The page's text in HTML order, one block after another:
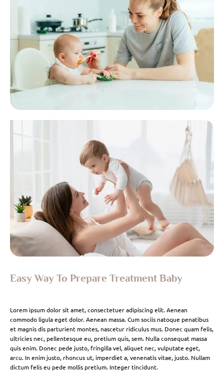
Easy Way To Prepare Treatment Baby
Lorem ipsum dolor sit amet, consectetuer adipiscing elit. Aenean
commodo ligula eget dolor. Aenean massa. Cum sociis natoque penatibus
et magnis dis parturient montes, nascetur ridiculus mus. Donec quam felis,
ultricies nec, pellentesque eu, pretium quis, sem. Nulla consequat massa
quis enim. Donec pede justo, fringilla vel, aliquet nec, vulputate eget,
arcu. In enim justo, rhoncus ut, imperdiet a, venenatis vitae, justo. Nullam
dictum felis eu pede mollis pretium. Integer tincidunt.